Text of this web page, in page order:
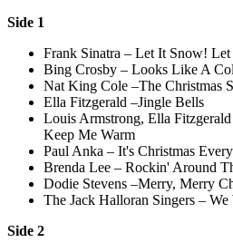
Side 1
Frank Sinatra – Let It Snow!
Bing Crosby – Looks Like A
Nat King Cole –The Christmas
Ella Fitzgerald –Jingle Bells
Louis Armstrong, Ella
Keep Me Warm
Paul Anka – It's Christmas
Brenda Lee – Rockin' Around
Dodie Stevens –Merry, Merry
The Jack Halloran Singers –
Side 2